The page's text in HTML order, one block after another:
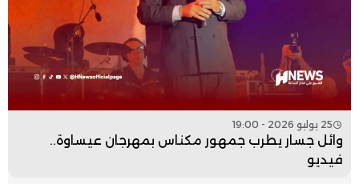
25 يوليو 2026 - 19:00
وائل جسار يطرب جمهور مكناس بمهرجان عيساوة..
فيديو